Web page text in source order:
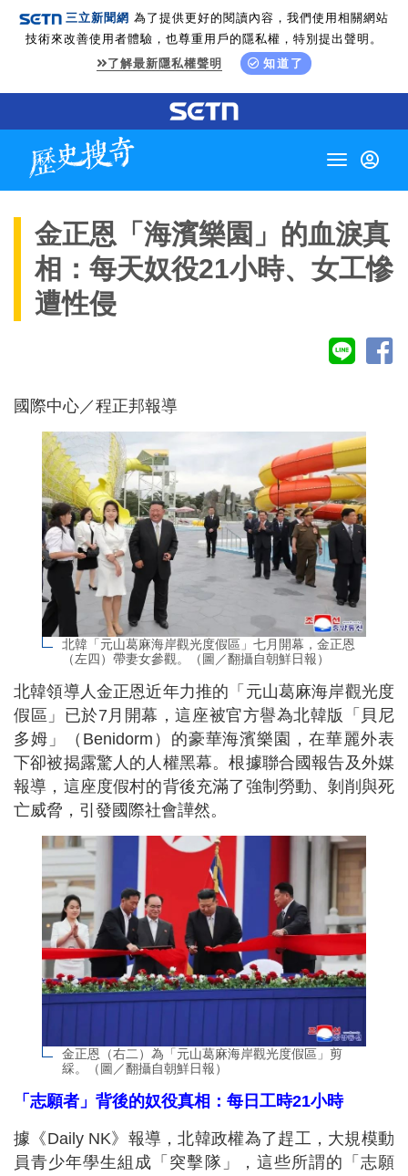
三立新聞網 為了提供更好的閱讀內容，我們使用相關網站
技術來改善使用者體驗，也尊重用戶的隱私權，特別提出聲明。
了解最新隱私權聲明
知道了
Toggle
金正恩「海濱樂園」的血淚真
相：每天奴役21小時、女工慘
遭性侵
國際中心／程正邦報導
北韓「元山葛麻海岸觀光度假區」七月開幕，金正恩
（左四）帶妻女參觀。（圖／翻攝自朝鮮日報）
北韓領導人金正恩近年力推的「元山葛麻海岸觀光度
假區」已於7月開幕，這座被官方譽為北韓版「貝尼
多姆」（Benidorm）的豪華海濱樂園，在華麗外表
下卻被揭露驚人的人權黑幕。根據聯合國報告及外媒
報導，這座度假村的背後充滿了強制勞動、剝削與死
亡威脅，引發國際社會譁然。
金正恩（右二）為「元山葛麻海岸觀光度假區」剪
綵。（圖／翻攝自朝鮮日報）
「志願者」背後的奴役真相：每日工時21小時
據《Daily NK》報導，北韓政權為了趕工，大規模動
員青少年學生組成「突擊隊」，這些所謂的「志願